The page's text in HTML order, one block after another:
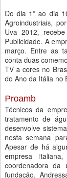
Do dia 1º ao dia
Agroindustriais,
Uva 2012,
Publicidade. A
março. Entre as
conta duas
TV a cores no
do Ano da Itália no
Proamb
Técnicos da
tratamento de
desenvolve
nesta semana
Apesar de há
empresa
coordenadora da
fundação,